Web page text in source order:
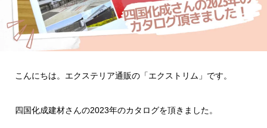
こんにちは。エクステリア通販の「エクストリム」です。
四国化成建材さんの2023年のカタログを頂きました。